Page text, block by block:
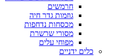
חרמשים
גוזמות גדר חיה
מכסחות נדחפות
מסורי שרשרת
מפוחי עלים
כלים ידניים